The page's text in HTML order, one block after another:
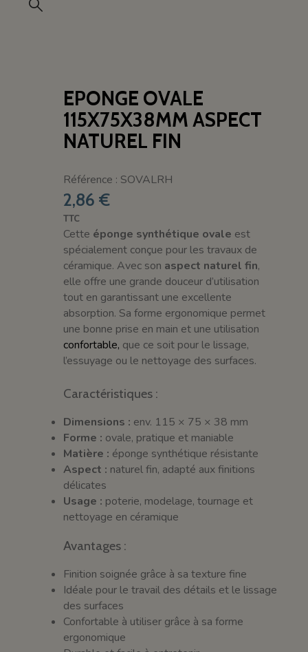
EPONGE OVALE
115X75X38MM ASPECT
NATUREL FIN
Référence : SOVALRH
2,86 €
TTC
Cette éponge synthétique ovale est
spécialement conçue pour les travaux de
céramique. Avec son aspect naturel fin,
elle offre une grande douceur d’utilisation
tout en garantissant une excellente
absorption. Sa forme ergonomique permet
une bonne prise en main et une utilisation
confortable, que ce soit pour le lissage,
l’essuyage ou le nettoyage des surfaces.
Caractéristiques :
Dimensions : env. 115 × 75 × 38 mm
Forme : ovale, pratique et maniable
Matière : éponge synthétique résistante
Aspect : naturel fin, adapté aux finitions
délicates
Usage : poterie, modelage, tournage et
nettoyage en céramique
Avantages :
Finition soignée grâce à sa texture fine
Idéale pour le travail des détails et le lissage
des surfaces
Confortable à utiliser grâce à sa forme
ergonomique